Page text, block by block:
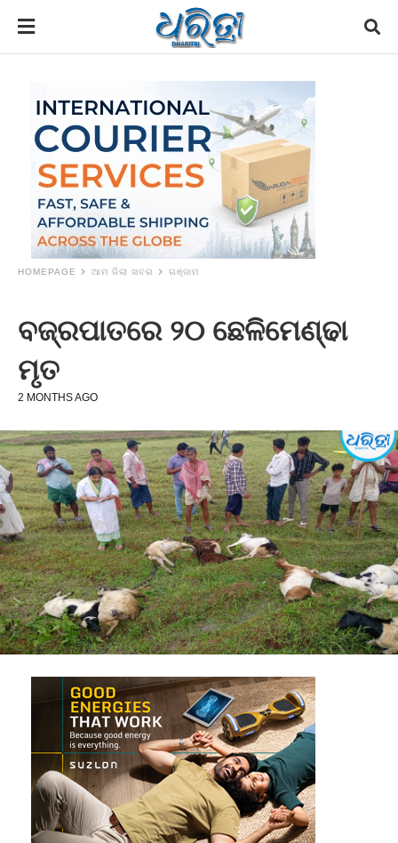
HOMEPAGE ଆମ ଜିଲା ଖବର ଗଞ୍ଜାମ
ବଜ୍ରପାତରେ ୨୦ ଛେଳିମେଣ୍ଢା
ମୃତ
2 MONTHS AGO